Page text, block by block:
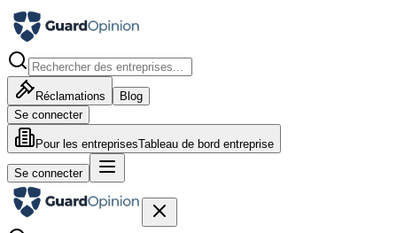
Réclamations
Blog
Se connecter
Pour les entreprisesTableau de bord entreprise
Se connecter